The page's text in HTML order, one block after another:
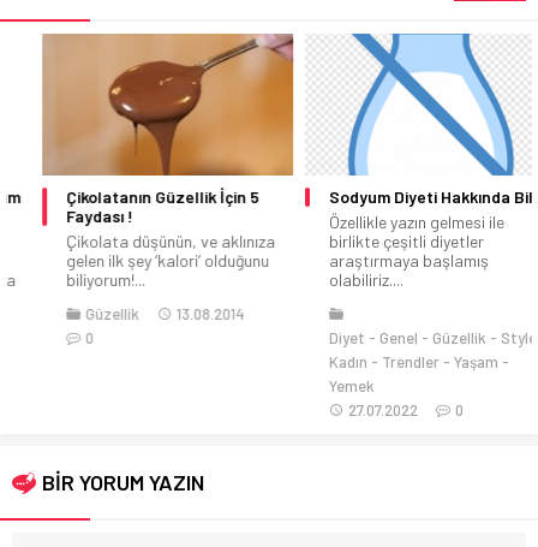
Çikolatanın Güzellik İçin 5
Faydası !
Çikolata düşünün, ve aklınıza
gelen ilk şey ‘kalori’ olduğunu
biliyorum!...
Güzellik
13.08.2014
Sodyum Diyeti Hakkında Bilgi
Özellikle yazın gelmesi ile
birlikte çeşitli diyetler
araştırmaya başlamış
olabiliriz....
Diyet Genel Güzellik
Style
Kadın
Trendler
Yaşam
Yemek
27.07.2022
BİR YORUM YAZIN